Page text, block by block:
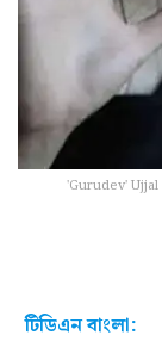
'Gurudev'
টিডিএন বাংলা: